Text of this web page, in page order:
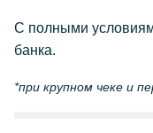
С полными
банка.
*при крупном чеке и